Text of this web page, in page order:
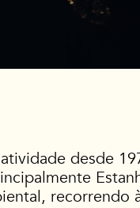
desde
recorrendo